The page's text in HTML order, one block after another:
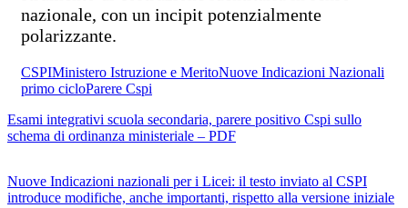
nazionale, con un incipit potenzialmente
polarizzante.
CSPIMinistero Istruzione e MeritoNuove Indicazioni Nazionali
primo cicloParere Cspi
Esami integrativi scuola secondaria, parere positivo Cspi sullo
schema di ordinanza ministeriale – PDF
Nuove Indicazioni nazionali per i Licei: il testo inviato al CSPI
introduce modifiche, anche importanti, rispetto alla versione iniziale